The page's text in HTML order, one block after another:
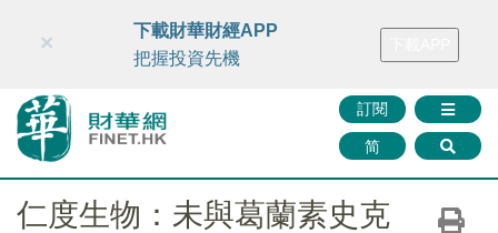
財華智庫網 FINTV FINMETA 財華證券 媒體矩陣
訂閱
简
×
下載財華財經APP
把握投資先機
仁度生物：未與葛蘭素史克